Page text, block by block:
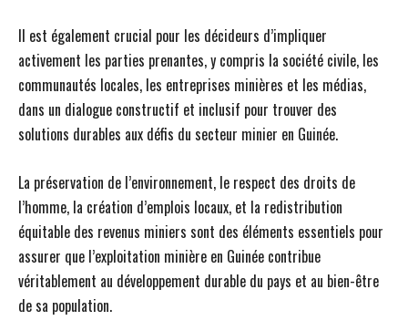
Il est également crucial pour les décideurs d’impliquer
activement les parties prenantes, y compris la société civile, les
communautés locales, les entreprises minières et les médias,
dans un dialogue constructif et inclusif pour trouver des
solutions durables aux défis du secteur minier en Guinée.
La préservation de l’environnement, le respect des droits de
l’homme, la création d’emplois locaux, et la redistribution
équitable des revenus miniers sont des éléments essentiels pour
assurer que l’exploitation minière en Guinée contribue
véritablement au développement durable du pays et au bien-être
de sa population.